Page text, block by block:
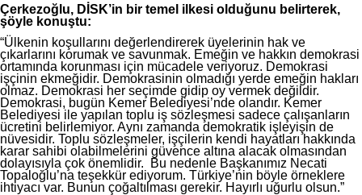
Çerkezoğlu, DİSK’in bir temel ilkesi olduğunu belirterek,
şöyle konuştu:
“Ülkenin koşullarını değerlendirerek üyelerinin hak ve
çıkarlarını korumak ve savunmak. Emeğin ve hakkın demokrasi
ortamında korunması için mücadele veriyoruz. Demokrasi
işçinin ekmeğidir. Demokrasinin olmadığı yerde emeğin hakları
olmaz. Demokrasi her seçimde gidip oy vermek değildir.
Demokrasi, bugün Kemer Belediyesi’nde olandır. Kemer
Belediyesi ile yapılan toplu iş sözleşmesi sadece çalışanların
ücretini belirlemiyor. Aynı zamanda demokratik işleyişin de
nüvesidir. Toplu sözleşmeler, işçilerin kendi hayatları hakkında
karar sahibi olabilmelerini güvence altına alacak olmasından
dolayısıyla çok önemlidir. Bu nedenle Başkanımız Necati
Topaloğlu’na teşekkür ediyorum. Türkiye’nin böyle örneklere
ihtiyacı var. Bunun çoğaltılması gerekir. Hayırlı uğurlu olsun.”